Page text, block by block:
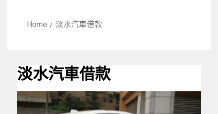
Home 淡水汽車借款
淡水汽車借款